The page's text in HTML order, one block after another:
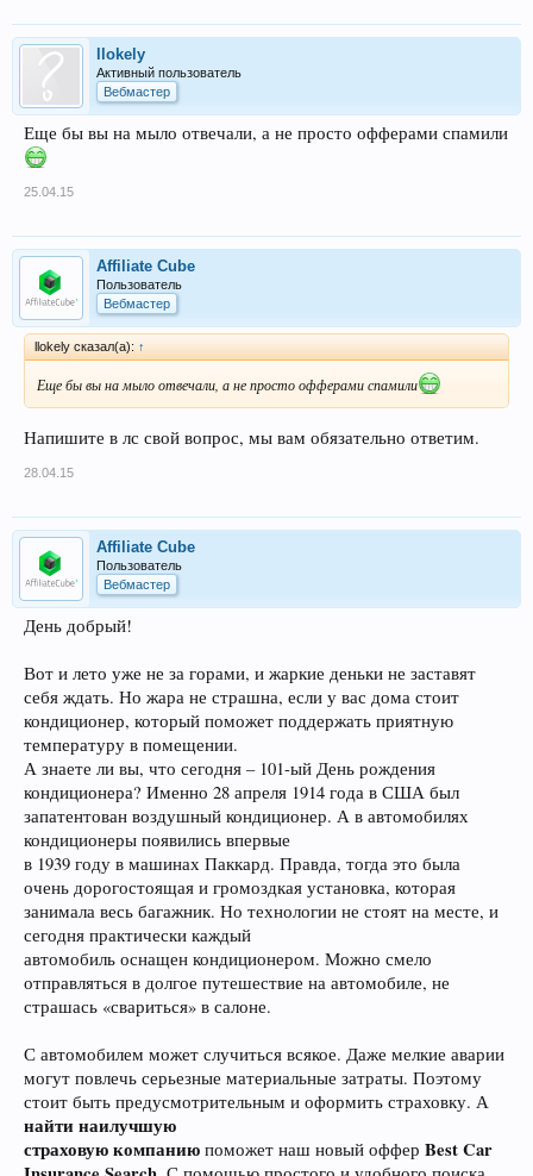
llokely
Активный пользователь
Вебмастер
Еще бы вы на мыло отвечали, а не просто офферами спамили
25.04.15
Affiliate Cube
Пользователь
Вебмастер
llokely сказал(а): ↑
Еще бы вы на мыло отвечали, а не просто офферами спамили
Напишите в лс свой вопрос, мы вам обязательно ответим.
28.04.15
Affiliate Cube
Пользователь
Вебмастер
День добрый!
Вот и лето уже не за горами, и жаркие деньки не заставят
себя ждать. Но жара не страшна, если у вас дома стоит
кондиционер, который поможет поддержать приятную
температуру в помещении.
А знаете ли вы, что сегодня – 101-ый День рождения
кондиционера? Именно 28 апреля 1914 года в США был
запатентован воздушный кондиционер. А в автомобилях
кондиционеры появились впервые
в 1939 году в машинах Паккард. Правда, тогда это была
очень дорогостоящая и громоздкая установка, которая
занимала весь багажник. Но технологии не стоят на месте, и
сегодня практически каждый
автомобиль оснащен кондиционером. Можно смело
отправляться в долгое путешествие на автомобиле, не
страшась «свариться» в салоне.
С автомобилем может случиться всякое. Даже мелкие аварии
могут повлечь серьезные материальные затраты. Поэтому
стоит быть предусмотрительным и оформить страховку. А
найти наилучшую
страховую компанию поможет наш новый оффер Best Car